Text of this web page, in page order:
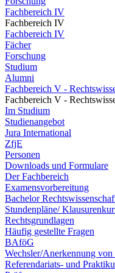
Fachbereich IV
Fachbereich IV
Fachbereich IV
Fächer
Forschung
Studium
Alumni
Fachbereich V -
Fachbereich V -
Im Studium
Studienangebot
Jura International
ZfjE
Personen
Downloads und Formulare
Der Fachbereich
Examensvorbereitung
Bachelor
Stundenpläne/
Rechtsgrundlagen
Häufig gestellte Fragen
BAföG
Wechsler/Anerkennung von
Referendariats- und